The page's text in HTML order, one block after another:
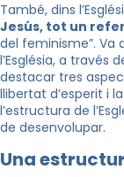
També, dins
Jesús, tot un
del feminisme”. Va
l’Església, a través
destacar tres
llibertat d’esperit i
l’estructura de
de desenvolupar.
Una